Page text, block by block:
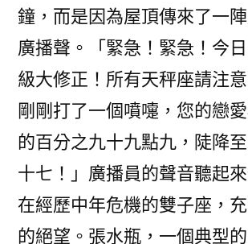
鐘，而是因為屋頂傳來了一
廣播聲。「緊急！緊急！今
級大修正！所有天秤座請注
剛剛打了一個噴嚏，您的戀
的百分之九十九點九，陡降
十七！」廣播員的聲音聽起
在經歷中年危機的雙子座，
的絕望。張水瓶，一個典型